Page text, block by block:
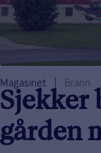
Magasinet Brann
Sjekker
gården